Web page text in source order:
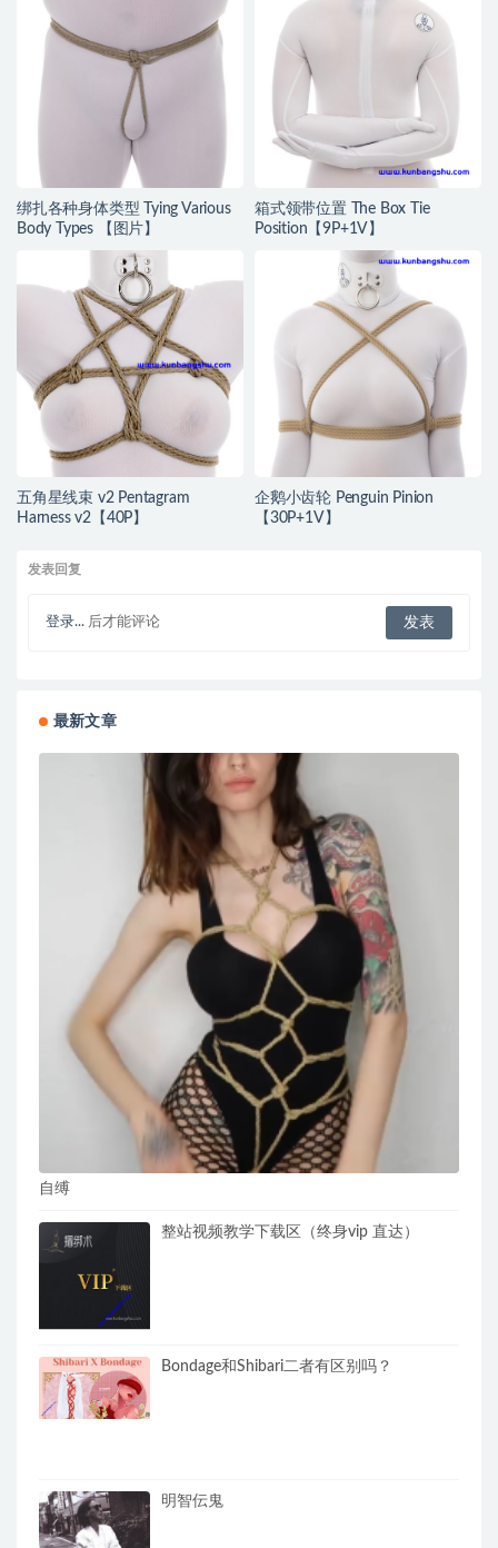
绑扎各种身体类型 Tying Various
Body Types 【图片】
箱式领带位置 The Box Tie
Position【9P+1V】
五角星线束 v2 Pentagram
Harness v2【40P】
企鹅小齿轮 Penguin Pinion
【30P+1V】
发表回复
登录... 后才能评论
最新文章
自缚
整站视频教学下载区（终身vip 直达）
Bondage和Shibari二者有区别吗？
明智伝鬼